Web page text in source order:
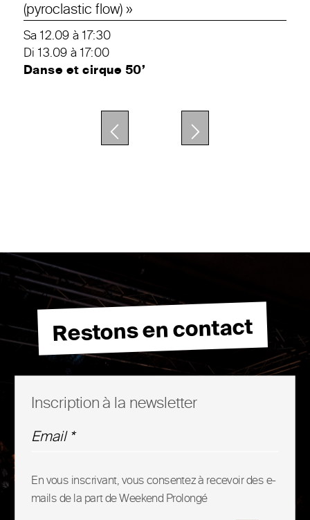
(pyroclastic flow) »
Sa 12.09 à 17:30
Di 13.09 à 17:00
Danse et cirque 50’
Restons en contact
Inscription à la newsletter
En vous inscrivant, vous consentez à recevoir des e-
mails de la part de Weekend Prolongé